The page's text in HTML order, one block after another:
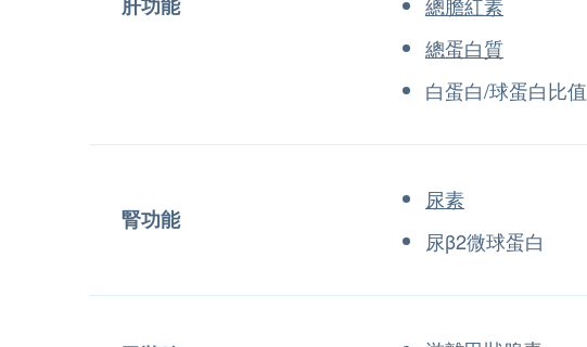
總蛋白質
白蛋白/球蛋白比值
腎功能
尿素
尿β2微球蛋白